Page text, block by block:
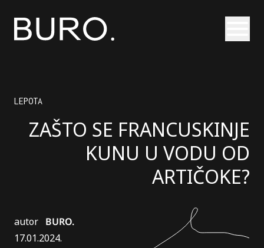
LEPOTA
ZAŠTO SE FRANCUSKINJE
KUNU U VODU OD
ARTIČOKE?
autor BURO.
17.01.2024.